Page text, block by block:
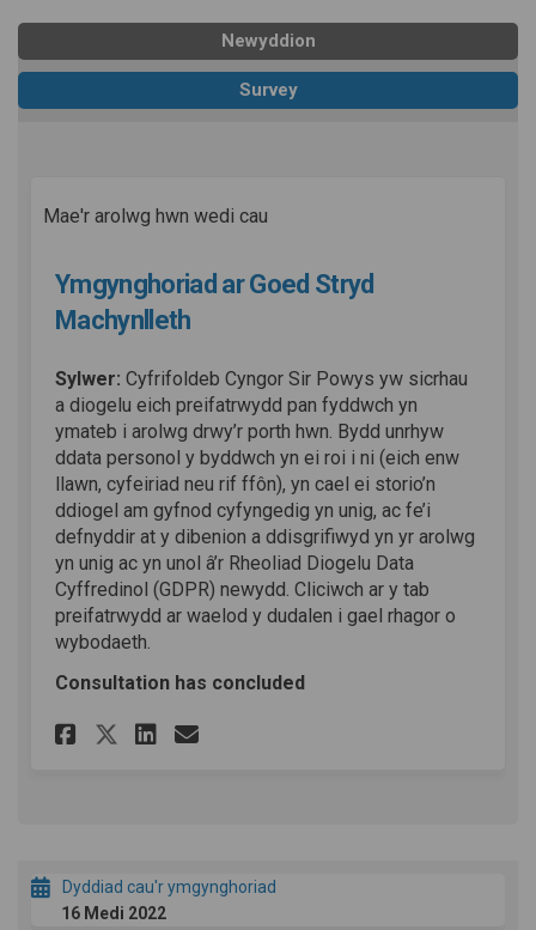
Newyddion
Survey
Mae'r arolwg hwn wedi cau
Ymgynghoriad ar Goed Stryd
Machynlleth
Sylwer: Cyfrifoldeb Cyngor Sir Powys yw sicrhau
a diogelu eich preifatrwydd pan fyddwch yn
ymateb i arolwg drwy’r porth hwn. Bydd unrhyw
ddata personol y byddwch yn ei roi i ni (eich enw
llawn, cyfeiriad neu rif ffôn), yn cael ei storio’n
ddiogel am gyfnod cyfyngedig yn unig, ac fe’i
defnyddir at y dibenion a ddisgrifiwyd yn yr arolwg
yn unig ac yn unol â’r Rheoliad Diogelu Data
Cyffredinol (GDPR) newydd. Cliciwch ar y tab
preifatrwydd ar waelod y dudalen i gael rhagor o
wybodaeth.
Consultation has concluded
Rhannu Ymgynghoriad ar
Rhannu Ymgynghoriad ar
Rhannu Ymgynghoriad
E-bost
Dyddiad cau'r ymgynghoriad
16 Medi 2022